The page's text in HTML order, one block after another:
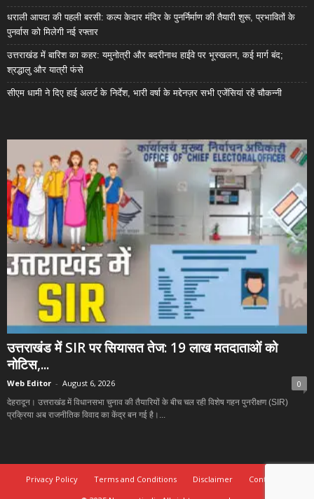
धराली आपदा की पहली बरसी: कल्प केदार मंदिर के पुनर्निर्माण की तैयारी शुरू, प्रभावितों के
पुनर्वास को मिलेगी नई रफ्तार
उत्तराखंड में बारिश का कहर: यमुनोत्री और बदरीनाथ हाईवे पर भूस्खलन, कई मार्ग बंद;
श्रद्धालु और यात्री फंसे
सीएम धामी ने दिए हाई अलर्ट के निर्देश, भारी वर्षा के मद्देनज़र सभी एजेंसियां रहें चौकन्नी
उत्तराखंड में SIR पर सियासत तेज: 19 लाख मतदाताओं को
नोटिस,...
Web Editor - August 6, 2026 0
देहरादून। उत्तराखंड में विधानसभा चुनाव की तैयारियों के बीच चल रही विशेष गहन पुनरीक्षण (SIR)
प्रक्रिया अब राजनीतिक विवाद का केंद्र बन गई है।...
Privacy Policy Terms and Conditions Disclaimer
Contact Us